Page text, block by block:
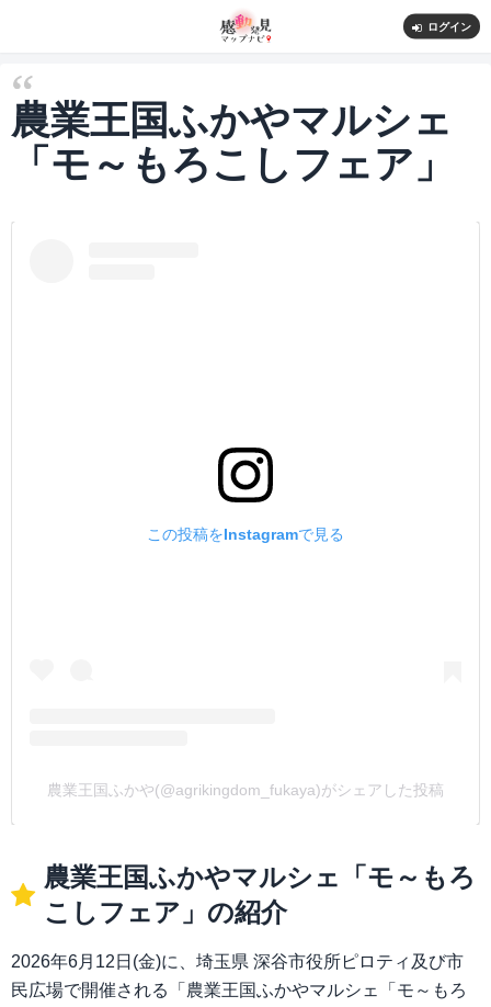
ログイン
農業王国ふかやマルシェ
「モ～もろこしフェア」
この投稿をInstagramで見る
農業王国ふかや(@agrikingdom_fukaya)がシェアした投稿
農業王国ふかやマルシェ「モ～もろ
こしフェア」の紹介
2026年6月12日(金)に、埼玉県 深谷市役所ピロティ及び市
民広場で開催される「農業王国ふかやマルシェ「モ～もろ